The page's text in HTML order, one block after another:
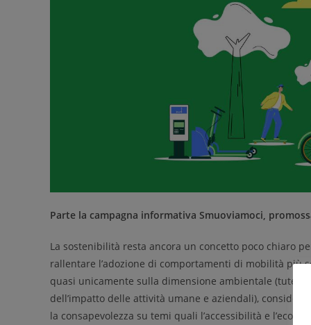
Parte la campagna informativa Smuoviamoci,
La sostenibilità resta ancora un concetto poco chiaro
rallentare l’adozione di comportamenti di mobilità
quasi unicamente sulla dimensione ambientale (tutela
dell’impatto delle attività umane e aziendali),
la consapevolezza su temi quali l’accessibilità e